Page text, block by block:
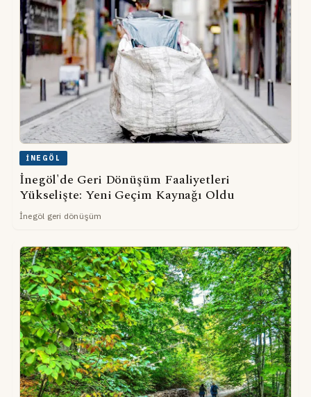
İNEGÖL
İnegöl'de Geri Dönüşüm Faaliyetleri
Yükselişte: Yeni Geçim Kaynağı Oldu
İnegöl geri dönüşüm